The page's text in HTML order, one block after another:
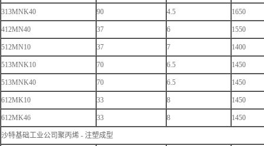
313MNK40 90 4.5 1650
412MN40 37 6 1550
512MN10 37 7 1400
513MNK10 70 6.5 1450
513MNK40 70 6.5 1450
612MK10 33 8 1450
612MK46 33 8 1450
沙特基础工业公司聚丙烯 - 注塑成型